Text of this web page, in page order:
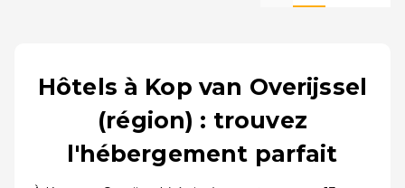
Hôtels à Kop van Overijssel
(région) : trouvez
l'hébergement parfait